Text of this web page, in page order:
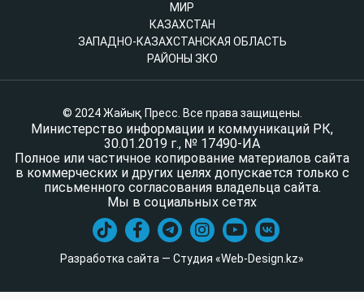
МИР
КАЗАХСТАН
ЗАПАДНО-КАЗАХСТАНСКАЯ ОБЛАСТЬ
РАЙОНЫ ЗКО
© 2024 Жайық Пресс. Все права защищены.
Министерство информации и коммуникаций РК,
30.01.2019 г., № 17490-ИА
Полное или частичное копирование материалов сайта
в коммерческих и других целях допускается только с
письменного согласования владельца сайта.
Мы в социальных сетях
Разработка сайта — Студия «Web-Design.kz»